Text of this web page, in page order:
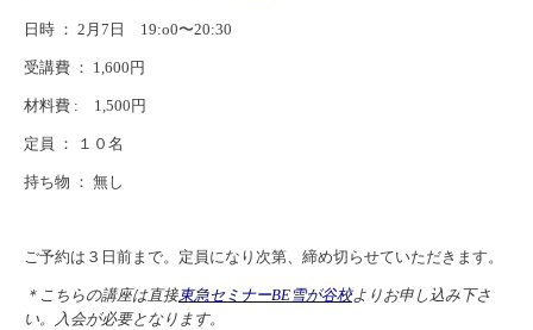
日時 ： 2月7日 19:o0〜20:30
受講費 ： 1,600円
材料費 : 1,500円
定員 ： １０名
持ち物 ： 無し
ご予約は３日前まで。定員になり次第、締め切らせていただきます。
＊こちらの講座は直接東急セミナーBE雪が谷校よりお申し込み下さ
い。入会が必要となります。